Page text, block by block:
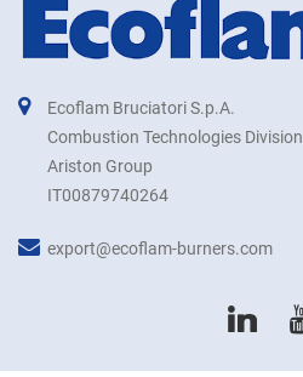
Ecoflam Bruciatori S.p.A.
Combustion Technologies Division
Ariston Group
IT00879740264
export@ecoflam-burners.com